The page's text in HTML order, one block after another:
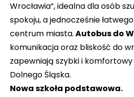
Wrocławia”, idealna dla osób
spokoju, a jednocześnie
centrum miasta.Autobus do
komunikacja oraz bliskość do
zapewniają szybki i
Dolnego Śląska.
Nowa szkoła podstawowa.